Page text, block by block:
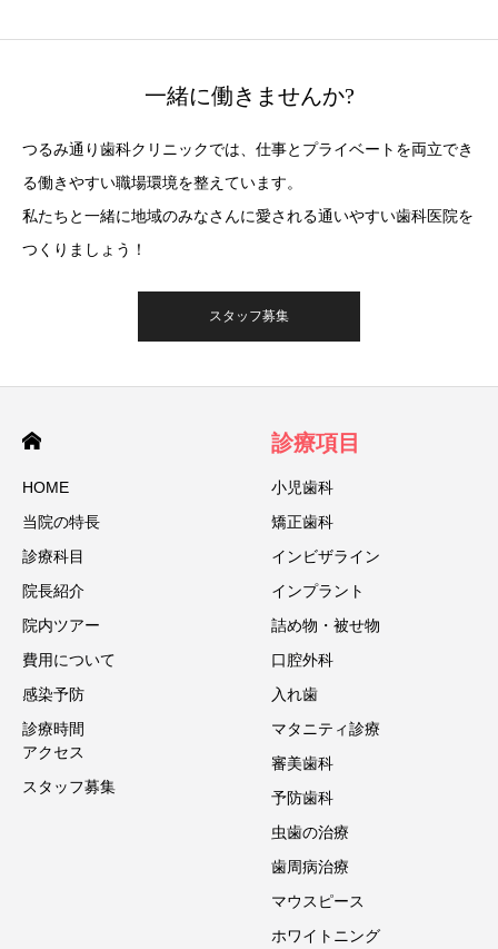
一緒に働きませんか?
つるみ通り⻭科クリニックでは、仕事とプライベートを両立でき
る働きやすい職場環境を整えています。
私たちと一緒に地域のみなさんに愛される通いやすい⻭科医院を
つくりましょう！
スタッフ募集
HOME
当院の特⻑
診療科目
院⻑紹介
院内ツアー
費用について
感染予防
診療時間
アクセス
スタッフ募集
診療項目
小児歯科
矯正歯科
インビザライン
インプラント
詰め物・被せ物
口腔外科
入れ歯
マタニティ診療
審美歯科
予防歯科
虫歯の治療
歯周病治療
マウスピース
ホワイトニング